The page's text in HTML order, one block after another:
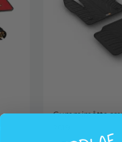
Gummimåtte sæt